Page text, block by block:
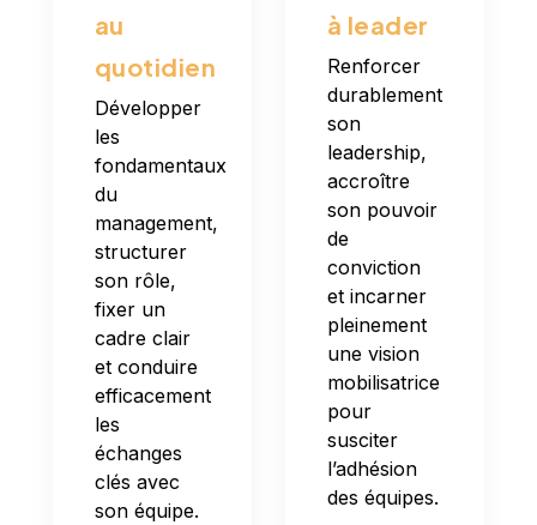
au
quotidien
Développer
les
fondamentaux
du
management,
structurer
son rôle,
fixer un
cadre clair
et conduire
efficacement
les
échanges
clés avec
son équipe.
à leader
Renforcer
durablement
son
leadership,
accroître
son pouvoir
de
conviction
et incarner
pleinement
une vision
mobilisatrice
pour
susciter
l’adhésion
des équipes.